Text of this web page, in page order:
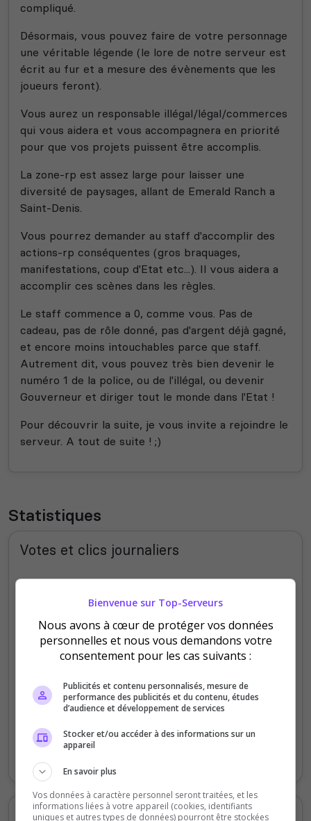
compliqué.
Désormais, vous pouvez faire de votre personnage
une véritable légende (le lore de notre serveur est
écrit au fur et a mesure des évènements que les
joueurs feront).
Vous aurez un responsable illégal/légal/commerces
qui vous aidera et vous accompagnera en priorité
pour que vos projets puissent être accomplis.
La zone-rp est assez large pour laisser une
diversité de paysages, allant de Emerald Ranch a
Saint-Denis.
Vous pourrez demander au staff d'accomplir des
actions-rp conséquentes (gros braquages,
manifestations, coup d'Etat etc...). Il vous aidera a
accomplir ces scènes dans les règles.
Le staff commence a 0, comme vous. Pas de
cadeau, pas de rôle donné, pas d'argent déjà gagné,
et encore moins intouchables parce que staff.
Autrement dit, vous pouvez très bien devenir le
numéro 1 de la police, ou de l'illégal, ou devenir
Gouverneur et diriger tout le monde dans l'Etat !
Pour découvrir la suite, je vous invite a rejoindre le
serveur. A tout de suite ! ;)
Statistiques
Votes et clics journaliers
1
Samedi Lundi Mardi Mercredi
Votes et clics mensuels
Bienvenue sur Top-Serveurs
Nous avons à cœur de protéger vos données
personnelles et nous vous demandons votre
consentement pour les cas suivants :
Publicités et contenu personnalisés, mesure de
performance des publicités et du contenu, études
d’audience et développement de services
Stocker et/ou accéder à des informations sur un
appareil
En savoir plus
Vos données à caractère personnel seront traitées, et les
informations liées à votre appareil (cookies, identifiants
uniques et autres types de données) pourront être stockées